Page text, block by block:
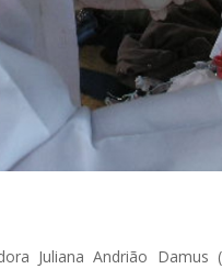
Juliana Andrião Damus